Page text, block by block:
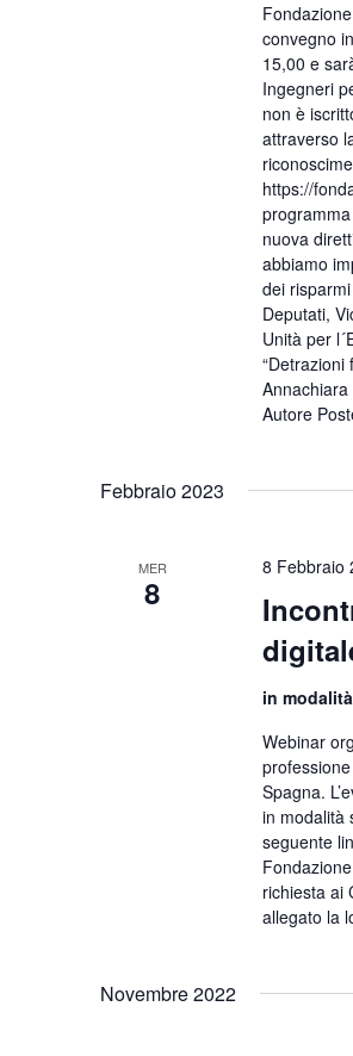
convegno
15,00 e
Ingegneri
non è
attraverso
https://
nuova
abbiamo
dei
Deputati,
Unità per
“Detrazioni
Autore
Febbraio 2023
MER
8
8 Febbraio
in
Webinar
Spagna.
in modalità
seguente
richiesta ai
allegato la
Novembre 2022